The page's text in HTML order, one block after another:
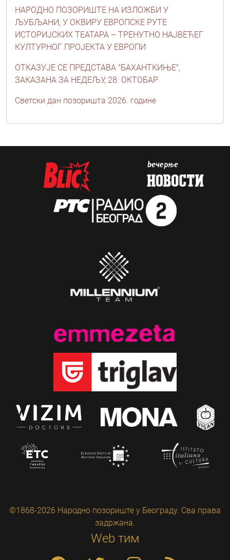
НАРОДНО ПОЗОРИШТЕ НА ИЗЛОЖБИ У
ЉУБЉАНИ, У ОКВИРУ ЕВРОПСКЕ РУТЕ
ИСТОРИЈСКИХ ТЕАТАРА – ТРЕНУТНО НАЈВЕЋЕГ
КУЛТУРНОГ ПРОЈЕКТА У ЕВРОПИ
ОТКАЗУЈЕ СЕ ПРЕДСТАВА "БАХАНТКИЊЕ",
ЗАКАЗАНА ЗА НЕДЕЉУ, 28. ОКТОБАР
Светски дан позоришта 2026. године
©1868-2026 Народно позориште у Београду. Сва права
задржана.
Web тим